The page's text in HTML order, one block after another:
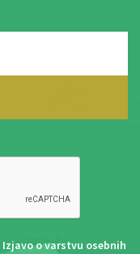
Izjavo o varstvu osebnih